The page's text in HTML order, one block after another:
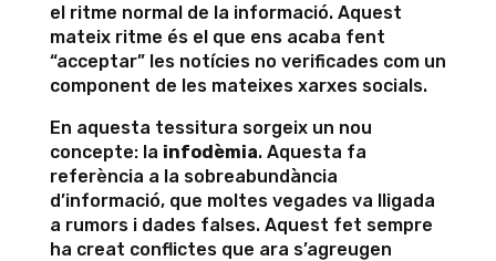
el ritme normal de la informació. Aquest
mateix ritme és el que ens acaba fent
“acceptar” les notícies no verificades com un
component de les mateixes xarxes socials.
En aquesta tessitura sorgeix un nou
concepte: la infodèmia. Aquesta fa
referència a la sobreabundància
d’informació, que moltes vegades va lligada
a rumors i dades falses. Aquest fet sempre
ha creat conflictes que ara s’agreugen